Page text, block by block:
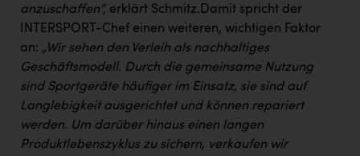
Wirtschaftskammer OÖ Energiehandel
Dopgas
kunden basics
kontakt
anzuschaffen“, erklärt Schmitz.Damit spricht der
INTERSPORT-Chef einen weiteren, wichtigen Faktor
an: „Wir sehen den Verleih als nachhaltiges
Geschäftsmodell. Durch die gemeinsame Nutzung
sind Sportgeräte häufiger im Einsatz, sie sind auf
Langlebigkeit ausgerichtet und können repariert
werden. Um darüber hinaus einen langen
Produktlebenszyklus zu sichern, verkaufen wir